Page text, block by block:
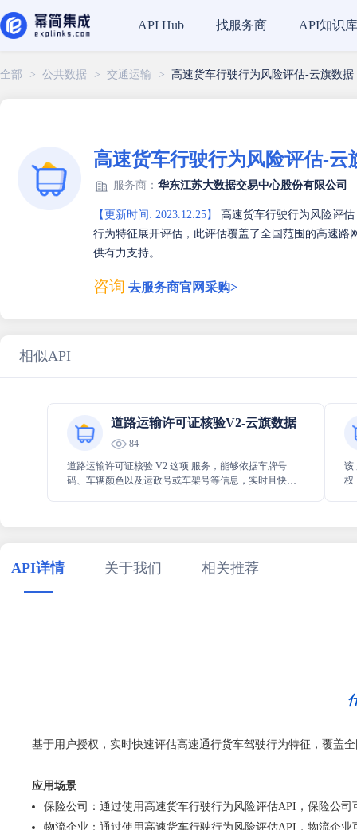
API Hub 找服务商 API知识库
全部 > 公共数据 > 交通运输 > 高速货车行驶行为风险评估-云旗数据
高速货车行驶行为风险评估-云
服务商： 华东江苏大数据交易中心股份有限公司
【更新时间: 2023.12.25】
高速货车行驶行为风险评
行为特征展开评估，此评估覆盖了全国范围的高速
供有力支持。
咨询 去服务商官网采购>
相似API
道路运输许可证核验V2-云旗数据
84
道路运输许可证核验 V2 这项 服务，能够依据车牌号
码、车辆颜色以及运政号或车架号等信息，实时且快速
该
权
API详情 关于我们 相关推荐
基于用户授权，实时快速评估高速通行货车驾驶行为特征，覆盖
应用场景
保险公司：通过使用高速货车行驶行为风险评估API，保险公
物流企业：通过使用高速货车行驶行为风险评估API，物流企